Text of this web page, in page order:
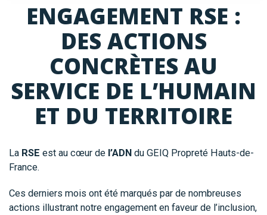
ENGAGEMENT RSE :
DES ACTIONS
CONCRÈTES AU
SERVICE DE L’HUMAIN
ET DU TERRITOIRE
La RSE est au cœur de l’ADN du GEIQ Propreté Hauts-de-
France.
Ces derniers mois ont été marqués par de nombreuses
actions illustrant notre engagement en faveur de l’inclusion,